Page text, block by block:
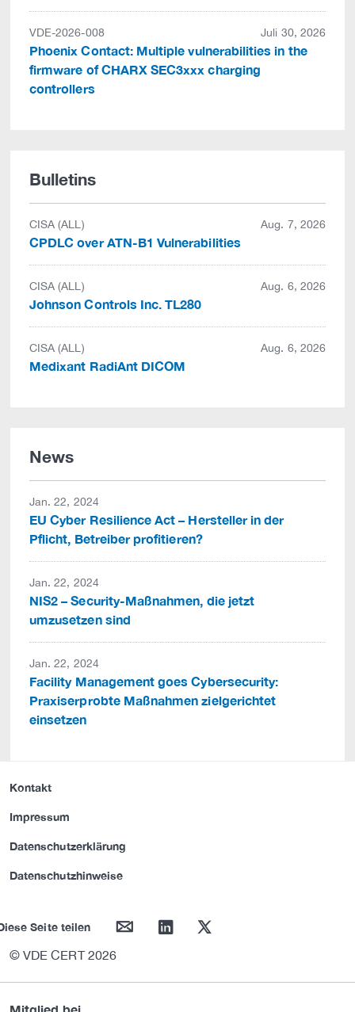
VDE-2026-008 Juli 30, 2026
Phoenix Contact: Multiple vulnerabilities in the
firmware of CHARX SEC3xxx charging
controllers
Bulletins
CISA (ALL) Aug. 7, 2026
CPDLC over ATN-B1 Vulnerabilities
CISA (ALL) Aug. 6, 2026
Johnson Controls Inc. TL280
CISA (ALL) Aug. 6, 2026
Medixant RadiAnt DICOM
News
Jan. 22, 2024
EU Cyber Resilience Act – Hersteller in der
Pflicht, Betreiber profitieren?
Jan. 22, 2024
NIS2 – Security-Maßnahmen, die jetzt
umzusetzen sind
Jan. 22, 2024
Facility Management goes Cybersecurity:
Praxiserprobte Maßnahmen zielgerichtet
einsetzen
Kontakt
Impressum
Datenschutzerklärung
Datenschutzhinweise
Seite teilen mail linkedin twitter
© VDE CERT 2026